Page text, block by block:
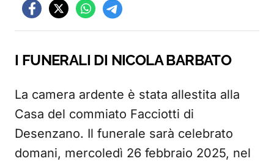
I FUNERALI DI NICOLA BARBATO
La camera ardente è stata allestita alla
Casa del commiato Facciotti di
Desenzano. Il funerale sarà celebrato
domani, mercoledì 26 febbraio 2025, nel